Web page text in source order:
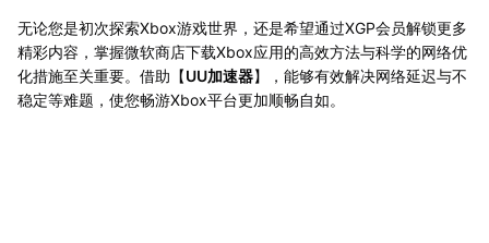
无论您是初次探索Xbox游戏世界，还是希望通过XGP会员解锁更多
精彩内容，掌握微软商店下载Xbox应用的高效方法与科学的网络优
化措施至关重要。借助【UU加速器】，能够有效解决网络延迟与不
稳定等难题，使您畅游Xbox平台更加顺畅自如。